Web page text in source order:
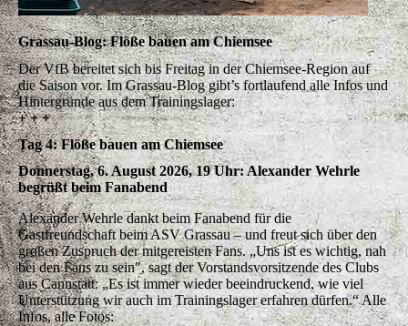
Grassau-Blog: Flöße bauen am Chiemsee
Der VfB bereitet sich bis Freitag in der Chiemsee-Region auf
die Saison vor. Im Grassau-Blog gibt’s fortlaufend alle Infos und
Hintergründe aus dem Trainingslager:
+ + +
Tag 4: Flöße bauen am Chiemsee
Donnerstag, 6. August 2026, 19 Uhr: Alexander Wehrle
begrüßt beim Fanabend
Alexander Wehrle dankt beim Fanabend für die
Gastfreundschaft beim ASV Grassau – und freut sich über den
großen Zuspruch der mitgereisten Fans. „Uns ist es wichtig, nah
bei den Fans zu sein", sagt der Vorstandsvorsitzende des Clubs
aus Cannstatt: „Es ist immer wieder beeindruckend, wie viel
Unterstützung wir auch im Trainingslager erfahren dürfen.“ Alle
Infos, alle Fotos: